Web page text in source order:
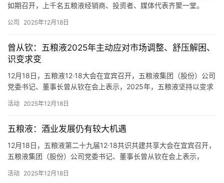
页
公
司
度
人
物
如期召开，上千名五粮液经销商、投资者、媒体代表齐聚一堂。
年。”五粮液集团（股份）公司党委书记、董事长曾从钦表示，今
干事，科学作为，主动应市调整、主动纾压解困、…
公司 2025年12月18日
曾从钦：五粮液2025年主动应对市场调整、舒压解困、
识变求变
12月18日，五粮液12·18大会在宜宾召开，五粮液集团（股份）公司
党委书记、董事长曾从钦在会上表示，2025年，五粮液坚持以变求
压解困，主动识变求变。 一、 卓越品质作为立企之基，强化产品
量管理。 二、 品牌文化作为兴企之本，提升…
活动 2025年12月18日
五粮液：酒业发展仍有较大机遇
12月18日，五粮液第二十九届12·18共识共建共享大会在宜宾召开，
五粮液集团（股份）公司党委书记、董事长曾从钦在会上表示，
刻，是一次“周期性”“结构性”“回归性”的调整。在此背景下，行业发
活动 2025年12月18日